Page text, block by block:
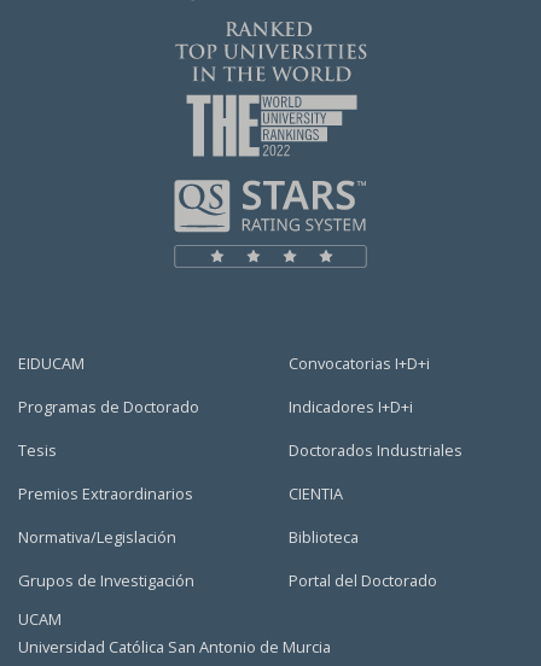
EIDUCAM
Programas de Doctorado
Tesis
Premios Extraordinarios
Normativa/Legislación
Grupos de Investigación
Convocatorias I+D+i
Indicadores I+D+i
Doctorados Industriales
CIENTIA
Biblioteca
Portal del Doctorado
UCAM
Universidad Católica San Antonio de Murcia